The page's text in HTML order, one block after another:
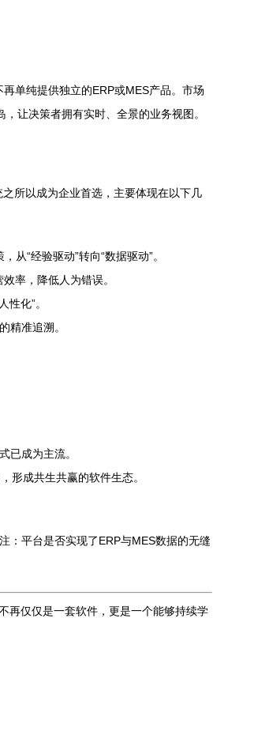
单纯提供独立的ERP或MES产品。市场
让决策者拥有实时、全景的业务视图。
所以成为企业首选，主要体现在以下几
“经验驱动”转向“数据驱动”。
率，降低人为错误。
化”。
精准追溯。
已成为主流。
形成共生共赢的软件生态。
：平台是否实现了ERP与MES数据的无缝
再仅仅是一套软件，更是一个能够持续学